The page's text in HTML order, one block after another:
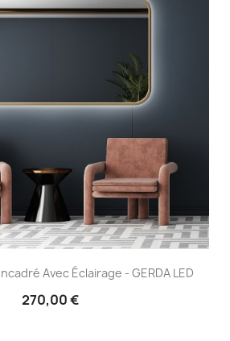
Avec Éclairage - GERDA LED
270,00 €